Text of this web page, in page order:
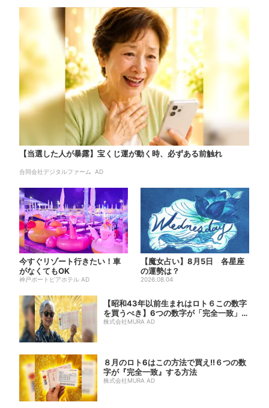
【当選した人が暴露】宝くじ運が動く時、必ずある前触れ
合同会社デジタルファーム AD
今すぐリゾート行きたい！車
がなくてもOK
神戸ポートピアホテル AD
【魔女占い】8月5日 各星座
の運勢は？
2026.08.04
【昭和43年以前生まれはロト６この数字
を買うべき】6つの数字が「完全一致」す
る方...
株式会社MURA AD
８月のロト6はこの方法で買え!!６つの数
字が『完全一致』する方法
株式会社MURA AD